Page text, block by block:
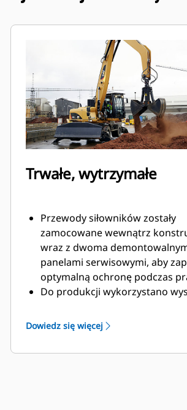
Trwałe, wytrzymałe
Przewody siłowników zostały
zamocowane wewnątrz
wraz z dwoma
panelami serwisowymi, aby
optymalną ochronę podczas
Do produkcji wykorzystano
do wykonania szczęk.
Wszystkie przeguby
uszczelnienia przeciwpyłowe i
Dowiedz się więcej